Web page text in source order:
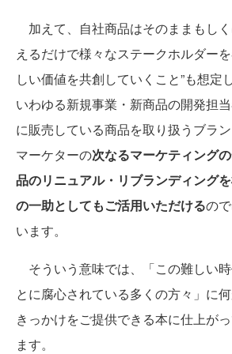
加えて、自社商品はそのままもし
えるだけで様々なステークホルダー
しい価値を共創していくこと”も想定
いわゆる新規事業・新商品の開発担
に販売している商品を取り扱うブラ
マーケターの次なるマーケティング
品のリニュアル・リブランディング
の一助としてもご活用いただけるの
います。
そういう意味では、「この難しい
とに腐心されている多くの方々」に
きっかけをご提供できる本に仕上が
ます。